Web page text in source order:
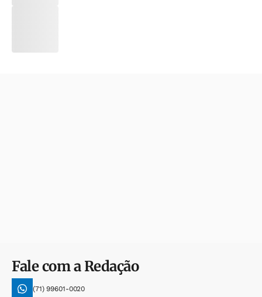
Fale com a Redação
(71) 99601-0020